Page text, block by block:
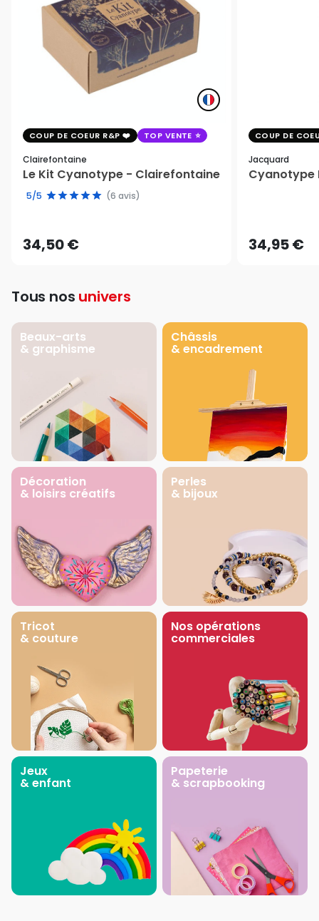
COUP DE COEUR R&P TOP VENTE
Clairefontaine
Le Kit Cyanotype - Clairefontaine
5/5 (6 avis)
34,50 €
COUP DE
Jacquard
Cyanotype
34,95 €
Tous nos univers
Beaux-arts
& graphisme
Châssis
& encadrement
Décoration
& loisirs créatifs
Perles
& bijoux
Tricot
& couture
Nos opérations
commerciales
Jeux
& enfant
Papeterie
& scrapbooking